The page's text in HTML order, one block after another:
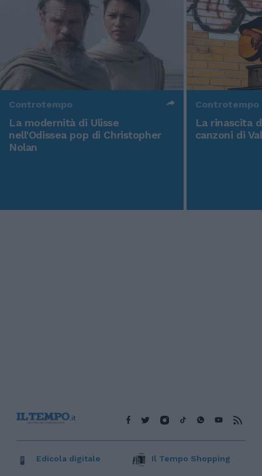
Controtempo
La modernità di Ulisse
nell'Odissea pop di Christopher
Nolan
Controtempo
La rinascita
canzoni di
Edicola digitale Il Tempo Shopping